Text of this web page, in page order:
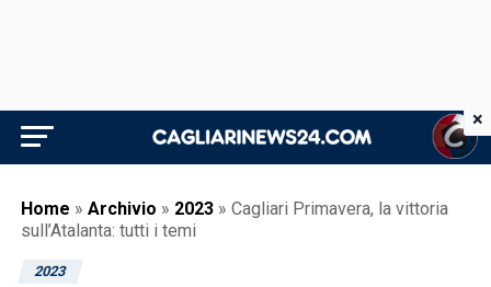
Home » Archivio » 2023 » Cagliari Primavera, la vittoria
sull’Atalanta: tutti i temi
2023
×